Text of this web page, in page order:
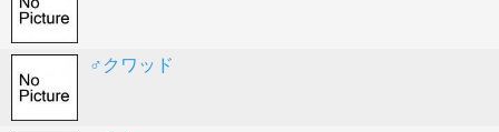
♂クワッド